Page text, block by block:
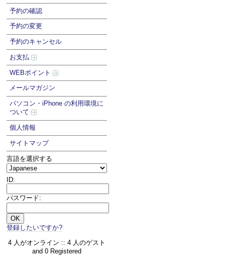
予約の確認
予約の変更
予約のキャンセル
お支払
WEBポイント
メールマガジン
パソコン・iPhone の利用環境に
ついて
個人情報
サイトマップ
言語を選択する
ID:
パスワード:
登録したいですか?
4 人がオンライン :: 4 人のゲスト
and 0 Registered